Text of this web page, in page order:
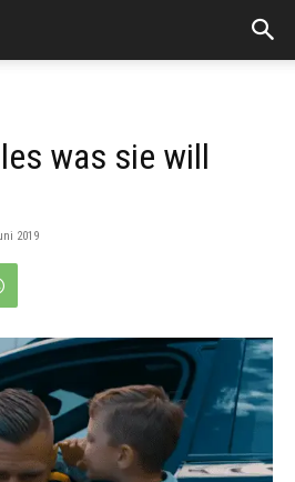
was sie will
2019